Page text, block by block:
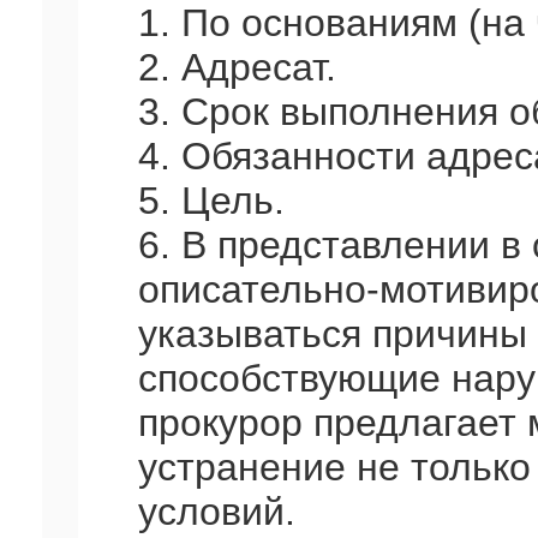
1. По основаниям (на
2. Адресат.
3. Срок выполнения
4. Обязанности
5. Цель.
6. В представлении в
описательно-
указываться
способствующие
прокурор
устранение не
условий.